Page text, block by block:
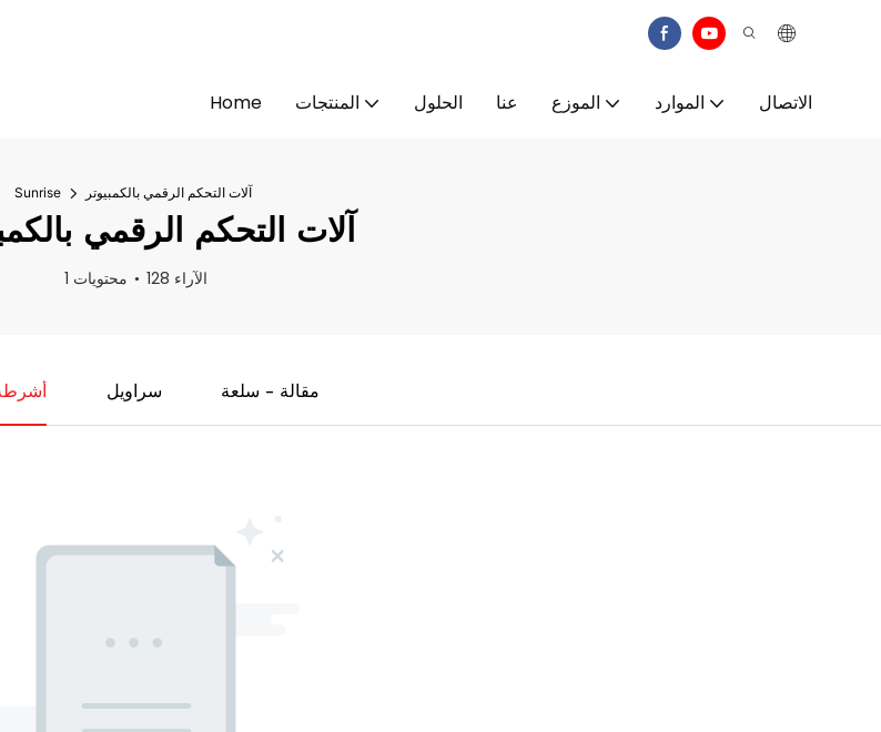
Home المنتجات الحلول عنا الموزع الموارد الاتصال
Sunrise آلات التحكم الرقمي بالكمبيوتر
#آلات التحكم الرقمي
1 محتويات 128 الآراء
سراويل مقالة - سلعة